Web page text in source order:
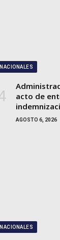
NACIONALES
acto de
AGOSTO 6, 2026
NACIONALES